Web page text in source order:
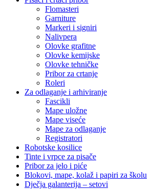
Flomasteri
Garniture
Markeri i signiri
Nalivpera
Olovke grafitne
Olovke kemijske
Olovke tehničke
Pribor za crtanje
Roleri
Za odlaganje i arhiviranje
Fascikli
Mape uložne
Mape viseće
Mape za odlaganje
Registratori
Robotske kosilice
Tinte i vrpce za pisače
Pribor za jelo i piće
Blokovi, mape, kolaž i papiri za školu
Dječja galanterija – setovi